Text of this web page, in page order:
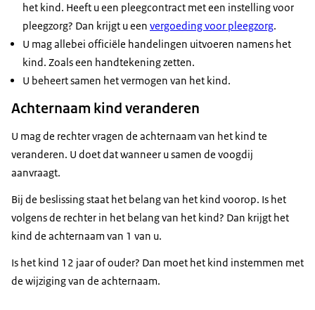
het kind. Heeft u een pleegcontract met een instelling voor
pleegzorg? Dan krijgt u een vergoeding voor pleegzorg.
U mag allebei officiële handelingen uitvoeren namens het
kind. Zoals een handtekening zetten.
U beheert samen het vermogen van het kind.
Achternaam kind veranderen
U mag de rechter vragen de achternaam van het kind te
veranderen. U doet dat wanneer u samen de voogdij
aanvraagt.
Bij de beslissing staat het belang van het kind voorop. Is het
volgens de rechter in het belang van het kind? Dan krijgt het
kind de achternaam van 1 van u.
Is het kind 12 jaar of ouder? Dan moet het kind instemmen met
de wijziging van de achternaam.